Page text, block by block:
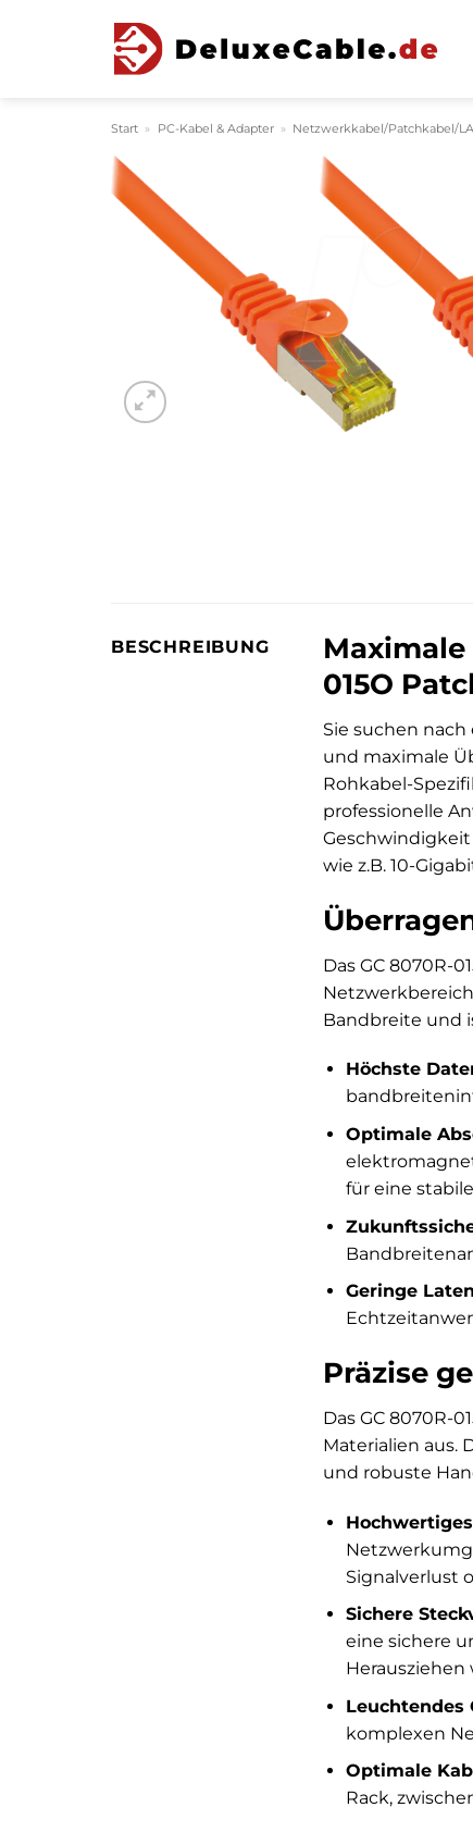
Start » PC-Kabel & Adapter » Netzwerkkabel/Patchkabel/
BESCHREIBUNG
015O
Sie suchen
und maximale
Rohkabel-
professionelle
wie z.B. 10-
Das GC 8070R-
Bandbreite und
Höchste
Optimale
für eine
Geringe
Präzise
Das GC 8070R-
Materialien aus.
und robuste
Signalverlust
Sichere
eine sichere
Leuchtendes
komplexen
Optimale
Rack,